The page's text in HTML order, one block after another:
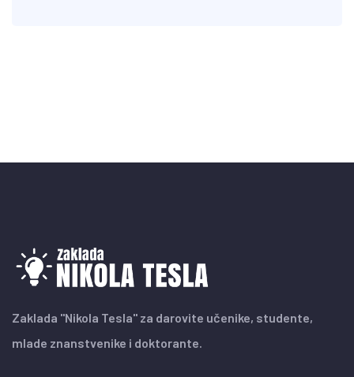
Zaklada "Nikola Tesla" za darovite učenike, studente,
mlade znanstvenike i doktorante.